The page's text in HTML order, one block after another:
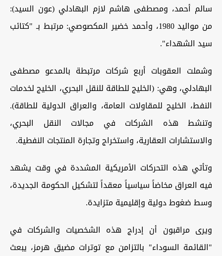
سالم أحمد، ومصطفى هاشم لازم البهادلي (عون السيد):
من مواليد 1980، وأحمد خضير المكصوصي: مرتبط بـ "كتائب
سيد الشهداء".
وشملت العقوبات أربع شركات مرتبطة بالمدعو مصطفى
البهادلي، وهي: (الخليج للطاقة للنقل البحري، الخليج لخدمات
النفط، الخليج للمقاولات العامة، والعراق الدولية للطاقة).
وتنشط هذه الشركات في مجالات النقل البحري،
والاستشارات العقارية، واستخراج وتجارة المنتجات النفطية.
وتأتي هذه التحركات الأمريكية المشددة في وقت يشهد
فيه العراق مخاضاً سياسياً معقداً لتشكيل الحكومة الجديدة،
وسط ضغوط دولية وإقليمية متزايدة.
ويرى مراقبون أن إدراج هذه الشخصيات والشركات في
"القائمة السوداء" بالتزامن مع توترات مضيق هرمز، يبعث